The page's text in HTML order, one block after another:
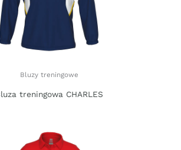
Bluzy treningowe
treningowa CHARLES